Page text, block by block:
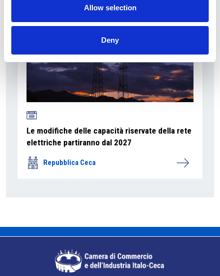
Allow selection
Deny
Le modifiche delle capacità riservate della rete
elettriche partiranno dal 2027
Repubblica Ceca